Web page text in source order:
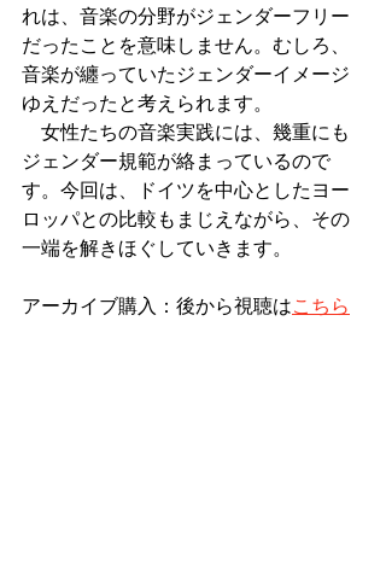
れは、音楽の分野がジェンダーフリー
だったことを意味しません。むしろ、
音楽が纏っていたジェンダーイメージ
ゆえだったと考えられます。
女性たちの音楽実践には、幾重にも
ジェンダー規範が絡まっているので
す。今回は、ドイツを中心としたヨー
ロッパとの比較もまじえながら、その
一端を解きほぐしていきます。
アーカイブ購入：後から視聴はこちら